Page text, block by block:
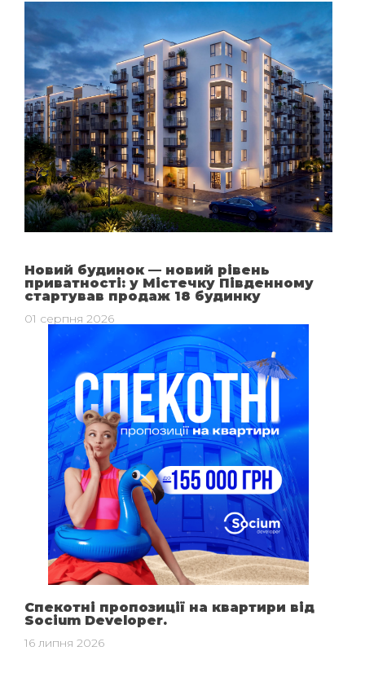
Новий будинок — новий рівень
приватності: у Містечку Південному
стартував продаж 18 будинку
01 серпня 2026
Спекотні пропозиції на квартири від
Socium Developer.
16 липня 2026